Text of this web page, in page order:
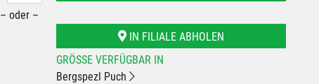
– oder –
IN FILIALE ABHOLEN
GRÖSSE VERFÜGBAR IN
Bergspezl Puch